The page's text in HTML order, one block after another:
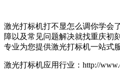
激光打标机打不显怎么调你学会
障以及常见问题解决就找重庆初
专业为您提供激光打标机一站式服
激光打标机应用行业：http://